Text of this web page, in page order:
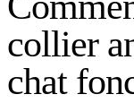
collier
chat